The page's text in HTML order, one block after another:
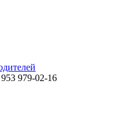
979‑02‑16‬